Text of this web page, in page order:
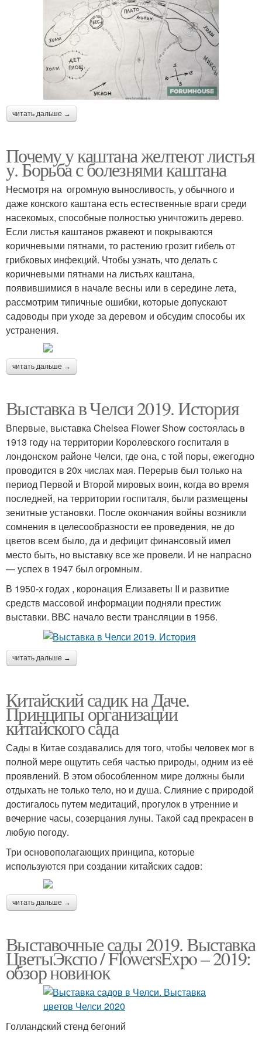
читать дальше →
Почему у каштана желтеют листья
у. Борьба с болезнями каштана
Несмотря на огромную выносливость, у обычного и
даже конского каштана есть естественные враги среди
насекомых, способные полностью уничтожить дерево.
Если листья каштанов ржавеют и покрываются
коричневыми пятнами, то растению грозит гибель от
грибковых инфекций. Чтобы узнать, что делать с
коричневыми пятнами на листьях каштана,
появившимися в начале весны или в середине лета,
рассмотрим типичные ошибки, которые допускают
садоводы при уходе за деревом и обсудим способы их
устранения.
читать дальше →
Выставка в Челси 2019. История
Впервые, выставка Chelsea Flower Show состоялась в
1913 году на территории Королевского госпиталя в
лондонском районе Челси, где она, с той поры, ежегодно
проводится в 20х числах мая. Перерыв был только на
период Первой и Второй мировых воин, когда во время
последней, на территории госпиталя, были размещены
зенитные установки. После окончания войны возникли
сомнения в целесообразности ее проведения, не до
цветов всем было, да и дефицит финансовый имел
место быть, но выставку все же провели. И не напрасно
— успех в 1947 был огромным.
В 1950-х годах , коронация Елизаветы II и развитие
средств массовой информации подняли престиж
выставки. ВВС начало вести трансляции в 1956.
читать дальше →
Китайский садик на Даче.
Принципы организации
китайского сада
Сады в Китае создавались для того, чтобы человек мог в
полной мере ощутить себя частью природы, одним из её
проявлений. В этом обособленном мире должны были
отдыхать не только тело, но и душа. Слияние с природой
достигалось путем медитаций, прогулок в утренние и
вечерние часы, созерцания луны. Такой сад прекрасен в
любую погоду.
Три основополагающих принципа, которые
используются при создании китайских садов:
читать дальше →
Выставочные сады 2019. Выставка
ЦветыЭкспо / FlowersExpo – 2019:
обзор новинок
Голландский стенд бегоний